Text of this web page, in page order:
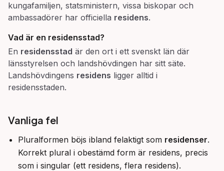
kungafamiljen, statsministern, vissa biskopar och
ambassadörer har officiella residens.
Vad är en residensstad?
En residensstad är den ort i ett svenskt län där
länsstyrelsen och landshövdingen har sitt säte.
Landshövdingens residens ligger alltid i
residensstaden.
Vanliga fel
Pluralformen böjs ibland felaktigt som residenser.
Korrekt plural i obestämd form är residens, precis
som i singular (ett residens, flera residens).